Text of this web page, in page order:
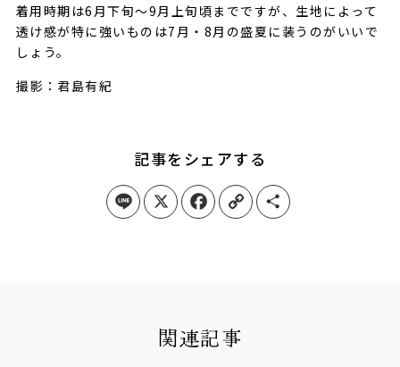
着用時期は6月下旬〜9月上旬頃までですが、生地によって
透け感が特に強いものは7月・8月の盛夏に装うのがいいで
しょう。
撮影：君島有紀
記事をシェアする
Line X Facebook Copy Link Share
関連記事